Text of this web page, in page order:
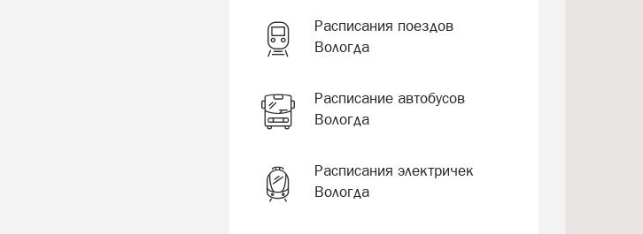
Расписания поездов
Вологда
Расписание автобусов
Вологда
Расписания электричек
Вологда